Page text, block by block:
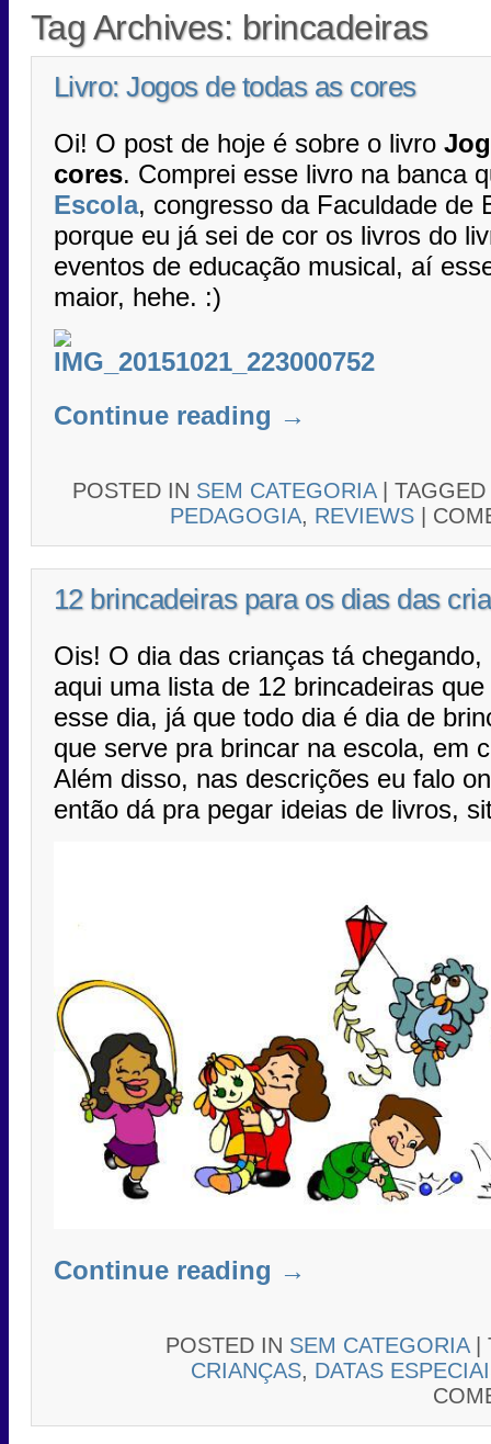
Tag Archives: brincadeiras
Livro: Jogos de todas as cores
Oi! O post de hoje é sobre o livro
cores. Comprei esse livro na banca
Escola, congresso da Faculdade de
porque eu já sei de cor os livros do
eventos de educação musical, aí
maior, hehe. :)
Continue reading →
POSTED IN SEM CATEGORIA
TAGGED
PEDAGOGIA, REVIEWS
12 brincadeiras para os dias das
Ois! O dia das crianças tá
aqui uma lista de 12 brincadeiras
esse dia, já que todo dia é dia de
que serve pra brincar na escola, em
Além disso, nas descrições eu falo
então dá pra pegar ideias de livros,
Continue reading →
POSTED IN SEM CATEGORIA |
CRIANÇAS, DATAS